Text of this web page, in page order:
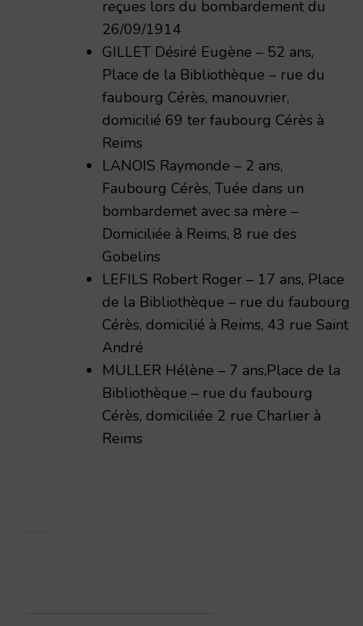
reçues lors du bombardement du
26/09/1914
GILLET Désiré Eugène – 52 ans,
Place de la Bibliothèque – rue du
faubourg Cérès, manouvrier,
domicilié 69 ter faubourg Cérès à
Reims
LANOIS Raymonde – 2 ans,
Faubourg Cérès, Tuée dans un
bombardemet avec sa mère –
Domiciliée à Reims, 8 rue des
Gobelins
LEFILS Robert Roger – 17 ans, Place
de la Bibliothèque – rue du faubourg
Cérès, domicilié à Reims, 43 rue Saint
André
MULLER Hélène – 7 ans,Place de la
Bibliothèque – rue du faubourg
Cérès, domiciliée 2 rue Charlier à
Reims